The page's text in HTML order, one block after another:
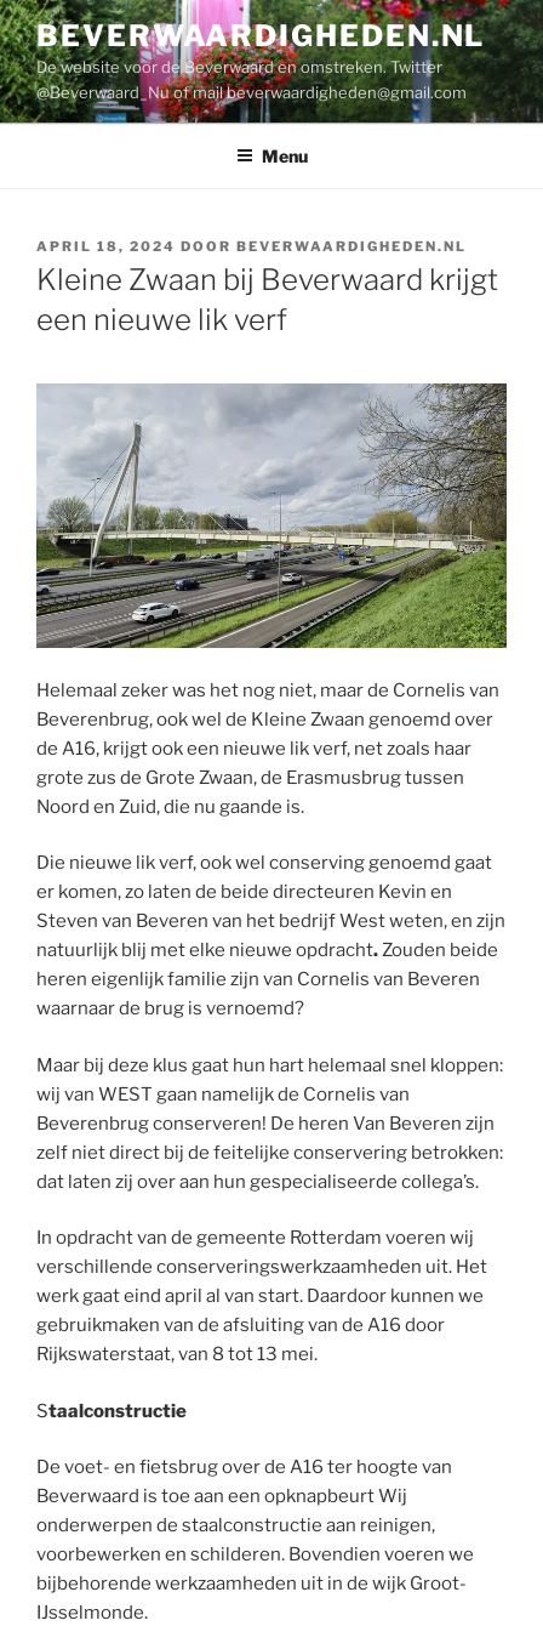
Ga
naar
de
inhoud
BEVERWAARDIGHEDEN.NL
De website voor de Beverwaard en omstreken. Twitter
@Beverwaard_Nu of mailbeverwaardigheden@gmail.com
Menu
GEPLAATST
OP
APRIL 18, 2024 DOOR BEVERWAARDIGHEDEN.NL
Kleine Zwaan bij Beverwaard krijgt
een nieuwe lik verf
Helemaal zeker was het nog niet, maar de Cornelis van
Beverenbrug, ook wel de Kleine Zwaan genoemd over
de A16, krijgt ook een nieuwe lik verf, net zoals haar
grote zus de Grote Zwaan, de Erasmusbrug tussen
Noord en Zuid, die nu gaande is.
Die nieuwe lik verf, ook wel conserving genoemd gaat
er komen, zo laten de beide directeuren Kevin en
Steven van Beveren van het bedrijf West weten, en zijn
natuurlijk blij met elke nieuwe opdracht.Zouden beide
heren eigenlijk familie zijn van Cornelis van Beveren
waarnaar de brug is vernoemd?
Maar bij deze klus gaat hun hart helemaal snel kloppen:
wij van WEST gaan namelijk de Cornelis van
Beverenbrug conserveren! De heren Van Beveren zijn
zelf niet direct bij de feitelijke conservering betrokken:
dat laten zij over aan hun gespecialiseerde collega’s.
In opdracht van de gemeente Rotterdam voeren wij
verschillende conserveringswerkzaamheden uit. Het
werk gaat eind april al van start. Daardoor kunnen we
gebruikmaken van de afsluiting van de A16 door
Rijkswaterstaat, van 8 tot 13 mei.
Staalconstructie
De voet- en fietsbrug over de A16 ter hoogte van
Beverwaard is toe aan een opknapbeurt Wij
onderwerpen de staalconstructie aan reinigen,
voorbewerken en schilderen. Bovendien voeren we
bijbehorende werkzaamheden uit in de wijk Groot-
IJsselmonde.